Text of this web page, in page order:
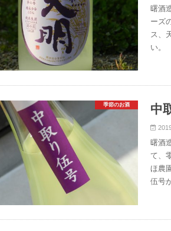
曙酒
ーズ
ス、
い。
季節のお酒 中
曙酒
て、
ほ農
伍号